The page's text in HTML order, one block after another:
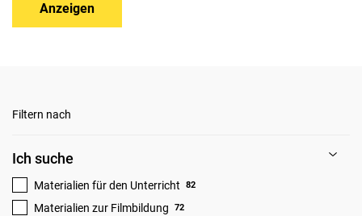
Anzeigen
Filtern nach
Ich suche
Materialien für den Unterricht 82
Materialien zur Filmbildung 72